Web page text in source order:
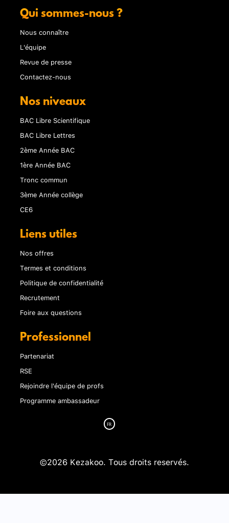
Qui sommes-nous ?
Nous connaître
L'équipe
Revue de presse
Contactez-nous
Nos niveaux
BAC Libre Scientifique
BAC Libre Lettres
2ème Année BAC
1ère Année BAC
Tronc commun
3ème Année collège
CE6
Liens utiles
Nos offres
Termes et conditions
Politique de confidentialité
Recrutement
Foire aux questions
Professionnel
Partenariat
RSE
Rejoindre l'équipe de profs
Programme ambassadeur
©2026 Kezakoo. Tous droits reservés.